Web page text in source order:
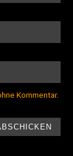
Kommentar.